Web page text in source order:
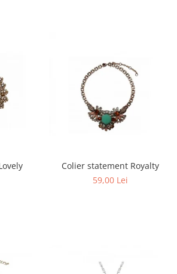
Colier statement Royalty
59,00 Lei